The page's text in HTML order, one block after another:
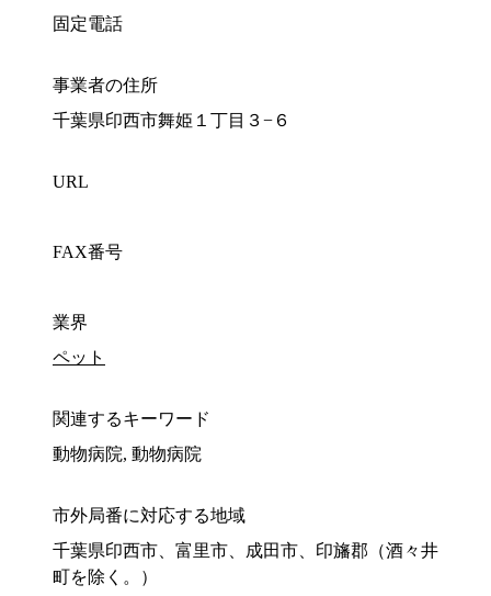
固定電話
事業者の住所
千葉県印西市舞姫１丁目３−６
URL
FAX番号
業界
ペット
関連するキーワード
動物病院, 動物病院
市外局番に対応する地域
千葉県印西市、富里市、成田市、印旛郡（酒々井
町を除く。）